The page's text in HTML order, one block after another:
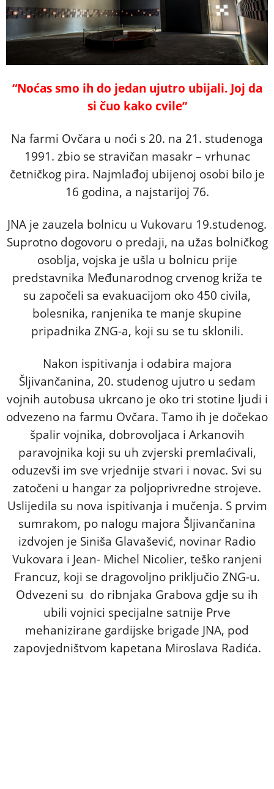
“Noćas smo ih do jedan ujutro ubijali. Joj da
si čuo kako cvile”
Na farmi Ovčara u noći s 20. na 21. studenoga
1991. zbio se stravičan masakr – vrhunac
četničkog pira. Najmlađoj ubijenoj osobi bilo je
16 godina, a najstarijoj 76.
JNA je zauzela bolnicu u Vukovaru 19.studenog.
Suprotno dogovoru o predaji, na užas bolničkog
osoblja, vojska je ušla u bolnicu prije
predstavnika Međunarodnog crvenog križa te
su započeli sa evakuacijom oko 450 civila,
bolesnika, ranjenika te manje skupine
pripadnika ZNG-a, koji su se tu sklonili.
Nakon ispitivanja i odabira majora
Šljivančanina, 20. studenog ujutro u sedam
vojnih autobusa ukrcano je oko tri stotine ljudi i
odvezeno na farmu Ovčara. Tamo ih je dočekao
špalir vojnika, dobrovoljaca i Arkanovih
paravojnika koji su uh zvjerski premlaćivali,
oduzevši im sve vrjednije stvari i novac. Svi su
zatočeni u hangar za poljoprivredne strojeve.
Uslijedila su nova ispitivanja i mučenja. S prvim
sumrakom, po nalogu majora Šljivančanina
izdvojen je Siniša Glavašević, novinar Radio
Vukovara i Jean- Michel Nicolier, teško ranjeni
Francuz, koji se dragovoljno priključio ZNG-u.
Odvezeni su do ribnjaka Grabova gdje su ih
ubili vojnici specijalne satnije Prve
mehanizirane gardijske brigade JNA, pod
zapovjedništvom kapetana Miroslava Radića.